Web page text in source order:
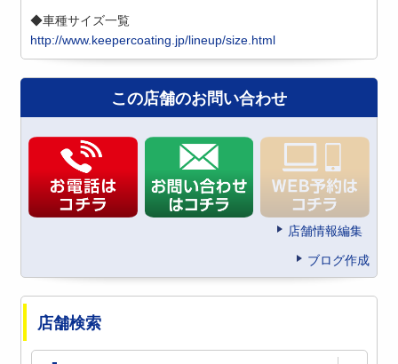
◆車種サイズ一覧
http://www.keepercoating.jp/lineup/size.html
この店舗のお問い合わせ
店舗情報編集
ブログ作成
店舗検索